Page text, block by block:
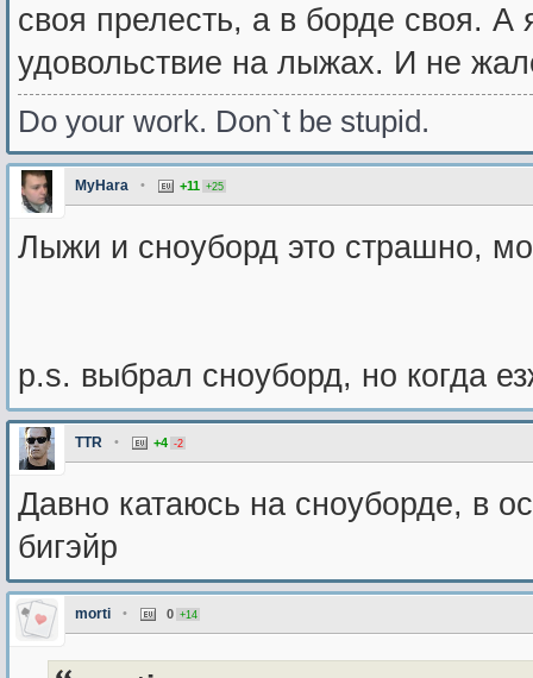
своя прелесть, а в борде своя.
удовольствие на лыжах. И не
Do your work. Don`t be stupid.
MyHara • +11 +25
Лыжи и сноуборд это страшно,
p.s. выбрал сноуборд, но когда
TTR • +4 -2
Давно катаюсь на сноуборде, в
бигэйр
morti • 0 +14